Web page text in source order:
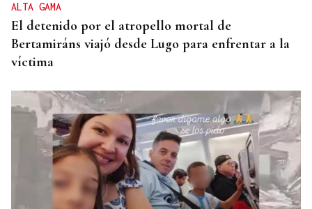
ALTA GAMA
El detenido por el atropello mortal de
Bertamiráns viajó desde Lugo para enfrentar a la
víctima